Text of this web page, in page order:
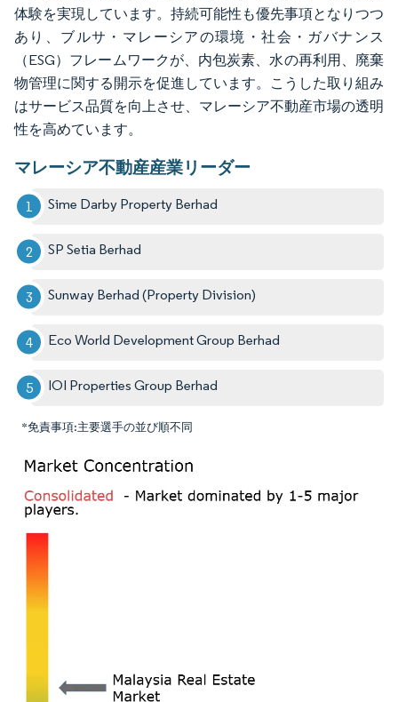
体験を実現しています。持続可能性も優先事項となりつつ
あり、ブルサ・マレーシアの環境・社会・ガバナンス
（ESG）フレームワークが、内包炭素、水の再利用、廃棄
物管理に関する開示を促進しています。こうした取り組み
はサービス品質を向上させ、マレーシア不動産市場の透明
性を高めています。
マレーシア不動産産業リーダー
Sime Darby Property Berhad
SP Setia Berhad
Sunway Berhad (Property Division)
Eco World Development Group Berhad
IOI Properties Group Berhad
*免責事項:主要選手の並び順不同